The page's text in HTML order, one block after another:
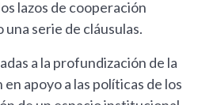
lazos de cooperación
serie de cláusulas.
a la profundización de la
apoyo a las políticas de los